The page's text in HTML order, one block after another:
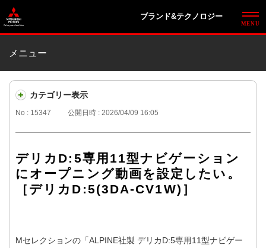
ブランド&テクノロジー
メニュー
カテゴリー表示
No : 15347 公開日時 : 2026/04/09 16:05
デリカD:5専用11型ナビゲーション
にオープニング動画を設定したい。
［デリカD:5(3DA-CV1W)］
Mセレクションの「ALPINE社製 デリカD:5専用11型ナビゲー